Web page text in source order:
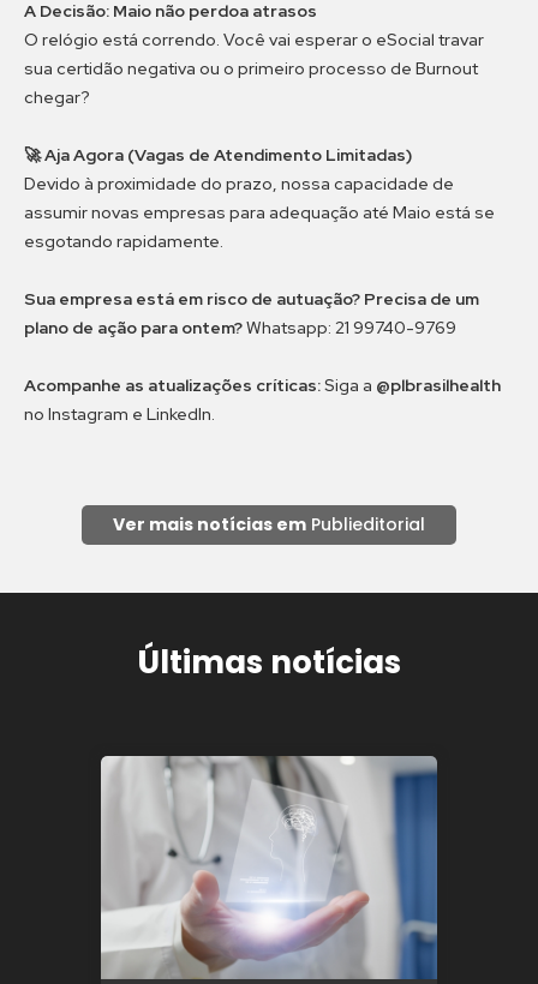
A Decisão: Maio não perdoa atrasos
O relógio está correndo. Você vai esperar o eSocial travar
sua certidão negativa ou o primeiro processo de Burnout
chegar?
🚀Aja Agora (Vagas de Atendimento Limitadas)
Devido à proximidade do prazo, nossa capacidade de
assumir novas empresas para adequação até Maio está se
esgotando rapidamente.
Sua empresa está em risco de autuação? Precisa de um
plano de ação para ontem?Whatsapp: 21 99740-9769
Acompanhe as atualizações críticas:Siga a @plbrasilhealth
no Instagram e LinkedIn.
Ver mais notícias em Publieditorial
Últimas notícias